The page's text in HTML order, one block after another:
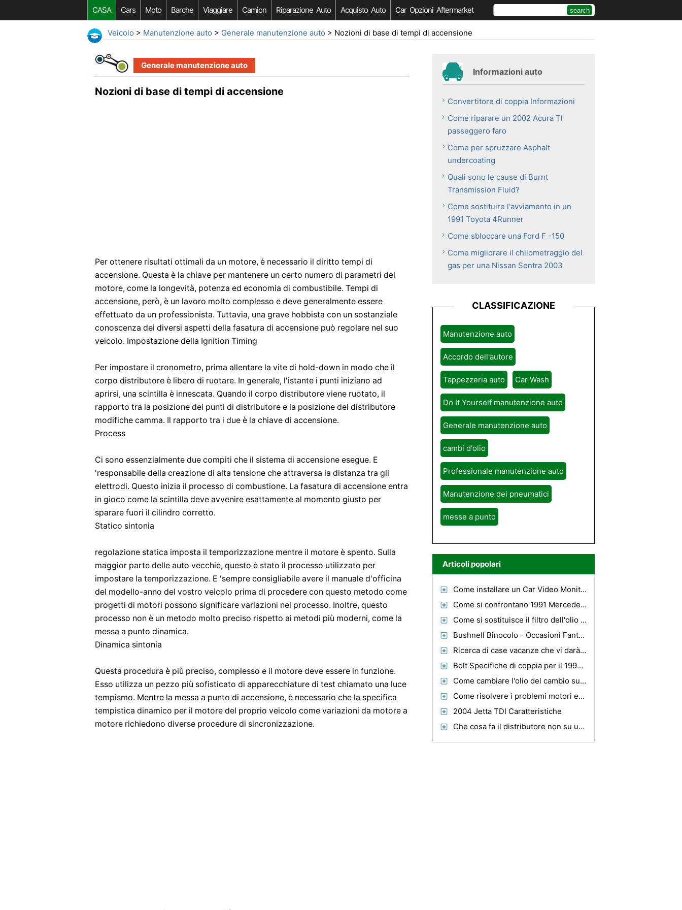
CASA Cars Moto Barche Viaggiare Camion Riparazione Auto Acquisto Auto Car Opzioni Aftermarket
Veicolo > Manutenzione auto > Generale manutenzione auto > Nozioni di base di tempi di accensione
Generale manutenzione auto
Nozioni di base di tempi di accensione
Per ottenere risultati ottimali da un motore, è necessario il diritto tempi di
accensione. Questa è la chiave per mantenere un certo numero di parametri del
motore, come la longevità, potenza ed economia di combustibile. Tempi di
accensione, però, è un lavoro molto complesso e deve generalmente essere
effettuato da un professionista. Tuttavia, una grave hobbista con un sostanziale
conoscenza dei diversi aspetti della fasatura di accensione può regolare nel suo
veicolo. Impostazione della Ignition Timing
Per impostare il cronometro, prima allentare la vite di hold-down in modo che il
corpo distributore è libero di ruotare. In generale, l'istante i punti iniziano ad
aprirsi, una scintilla è innescata. Quando il corpo distributore viene ruotato, il
rapporto tra la posizione dei punti di distributore e la posizione del distributore
modifiche camma. Il rapporto tra i due è la chiave di accensione.
Process
Ci sono essenzialmente due compiti che il sistema di accensione esegue. E
'responsabile della creazione di alta tensione che attraversa la distanza tra gli
elettrodi. Questo inizia il processo di combustione. La fasatura di accensione entra
in gioco come la scintilla deve avvenire esattamente al momento giusto per
sparare fuori il cilindro corretto.
Statico sintonia
regolazione statica imposta il temporizzazione mentre il motore è spento. Sulla
maggior parte delle auto vecchie, questo è stato il processo utilizzato per
impostare la temporizzazione. E 'sempre consigliabile avere il manuale d'officina
del modello-anno del vostro veicolo prima di procedere con questo metodo come
progetti di motori possono significare variazioni nel processo. Inoltre, questo
processo non è un metodo molto preciso rispetto ai metodi più moderni, come la
messa a punto dinamica.
Dinamica sintonia
Questa procedura è più preciso, complesso e il motore deve essere in funzione.
Esso utilizza un pezzo più sofisticato di apparecchiature di test chiamato una luce
tempismo. Mentre la messa a punto di accensione, è necessario che la specifica
tempistica dinamico per il motore del proprio veicolo come variazioni da motore a
motore richiedono diverse procedure di sincronizzazione.
Informazioni auto
Convertitore di coppia Informazioni
Come riparare un 2002 Acura Tl
passeggero faro
Come per spruzzare Asphalt
undercoating
Quali sono le cause di Burnt
Transmission Fluid?
Come sostituire l'avviamento in un
1991 Toyota 4Runner
Come sbloccare una Ford F -150
Come migliorare il chilometraggio del
gas per una Nissan Sentra 2003
CLASSIFICAZIONE
Manutenzione auto
Accordo dell'autore
Tappezzeria auto Car Wash
Do It Yourself manutenzione auto
Generale manutenzione auto
cambi d'olio
Professionale manutenzione auto
Manutenzione dei pneumatici
messe a punto
Articoli popolari
Come installare un Car Video Monitor
Come si confrontano 1991 Mercedes Benz 300 e 350 modelli?
Come si sostituisce il filtro dell'olio su una Lumina ?
Bushnell Binocolo - Occasioni Fantastic di Grandi Binocoli
Ricerca di case vacanze che vi darà un posto per rilassarsi
Bolt Specifiche di coppia per il 1990 Mustang
Come cambiare l'olio del cambio su un automatico
Come risolvere i problemi motori entrobordo
2004 Jetta TDI Caratteristiche
Che cosa fa il distributore non su una Nissan Altima?